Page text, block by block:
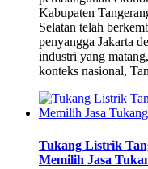
Kabupaten
Selatan telah
penyangga Jakarta
industri yang
konteks nasional,
Tukang Listrik
Memilih Jasa